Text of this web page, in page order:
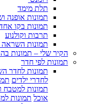
תלת מימד
תמונות אופנה
תמונות בקו
תרבות וקולנוע
תמונות השראה
הקיר שלי – תמונות
תמונות לפי חדר
תמונות לחדר
לחדרי ילדים
תמונות למטבח
אוכל תמונות